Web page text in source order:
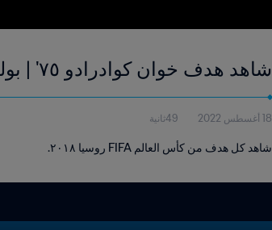
شاهد هدف خوان كوادرادو ٧٥' | بولندا - كولومبيا | كأس العالم FIFA روسيا ٢٠١٨
18 أغسطس 2022 49ثانية
شاهد كل هدف من كأس العالم FIFA روسيا ٢٠١٨.